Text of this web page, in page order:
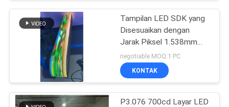
KONTROL
KUALITAS
HUBUNGI
KAMI
Tampilan LED SDK yang
Disesuaikan dengan
Jarak Piksel 1.538mm
Konfigurasi GOB1212
untuk Jarak Pandang
≥1.5m
negotiable MOQ:1 PC
KONTAK
P3.076 700cd Layar LED